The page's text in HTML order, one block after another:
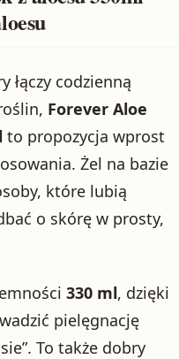
łączy codzienną
Forever Aloe
to propozycja wprost
Żel na bazie
które lubią
o skórę w prosty,
330 ml, dzięki
pielęgnację
To także dobry